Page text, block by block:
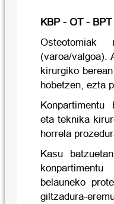
KBP - OT - BPT
(varoa/valgoa).
kirurgiko
hobetzen, ezta
eta teknika
horrela
Kasu
belauneko
giltzadura-